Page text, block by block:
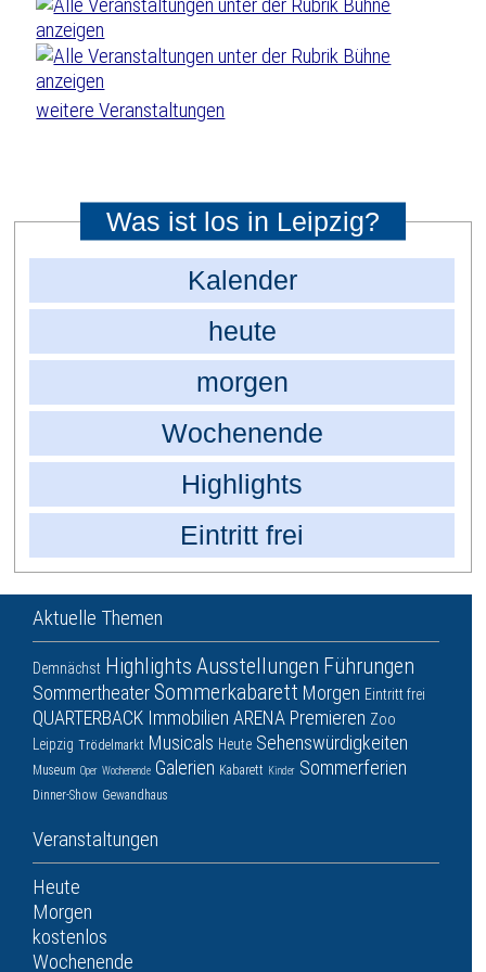
weitere Veranstaltungen
Was ist los in Leipzig?
Kalender
heute
morgen
Wochenende
Highlights
Eintritt frei
Aktuelle Themen
Demnächst Highlights Ausstellungen Führungen
SommertheaterSommerkabarett Morgen Eintritt frei
QUARTERBACK Immobilien ARENA Premieren Zoo
Leipzig Trödelmarkt Musicals Heute Sehenswürdigkeiten
Museum Oper Wochenende Galerien Kabarett Kinder Sommerferien
Dinner-Show Gewandhaus
Veranstaltungen
Heute
Morgen
kostenlos
Wochenende